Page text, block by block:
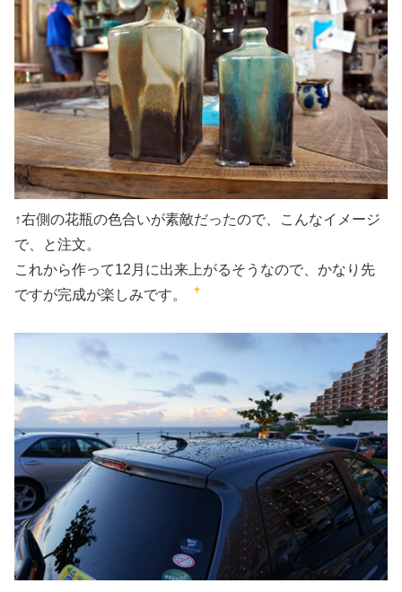
↑右側の花瓶の色合いが素敵だったので、こんなイメージ
で、と注文。
これから作って12月に出来上がるそうなので、かなり先
ですが完成が楽しみです。